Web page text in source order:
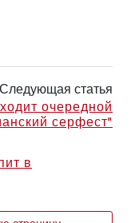
Следующая статья
очередной
серфест"
в